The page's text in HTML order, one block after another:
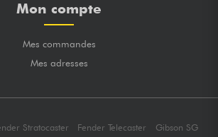
Mon compte
Mes commandes
Mes adresses
Stratocaster Fender Telecaster Gibson SG